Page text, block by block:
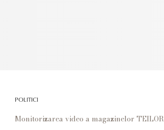
POLITICI
Monitorizarea video a magazinelor TEILOR